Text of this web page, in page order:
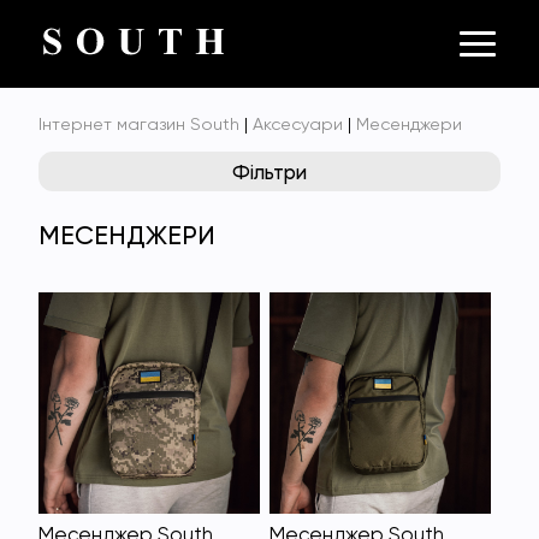
Інтернет магазин South |Аксесуари | Месенджери
Фільтри
МЕСЕНДЖЕРИ
Месенджер South Месенджер South